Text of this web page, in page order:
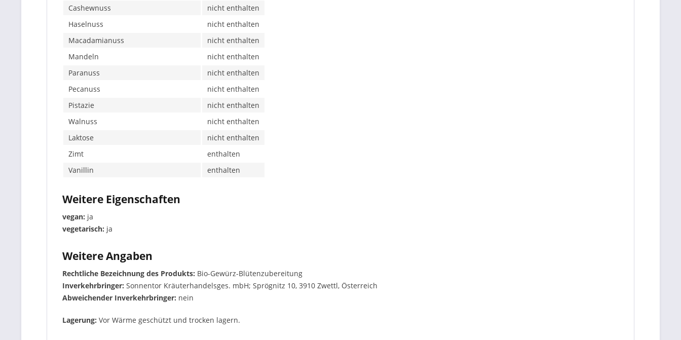
Cashewnuss
nicht enthalten
Haselnuss
nicht enthalten
Macadamianuss
nicht enthalten
Mandeln
nicht enthalten
Paranuss
nicht enthalten
Pecanuss
nicht enthalten
Pistazie
nicht enthalten
Walnuss
nicht enthalten
Laktose
nicht enthalten
Zimt
enthalten
Vanillin
enthalten
Weitere Eigenschaften
vegan: ja
vegetarisch: ja
Weitere Angaben
Rechtliche Bezeichnung des Produkts: Bio-Gewürz-Blütenzubereitung
Inverkehrbringer: Sonnentor Kräuterhandelsges. mbH; Sprögnitz 10, 3910 Zwettl, Österreich
Abweichender Inverkehrbringer: nein
Lagerung: Vor Wärme geschützt und trocken lagern.